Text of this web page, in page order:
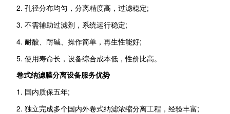
2. 孔径分布均匀，分离精度高，过滤稳定;
3. 不需辅助过滤剂，系统运行稳定;
4. 耐酸、耐碱、操作简单，再生性能好;
5. 使用寿命长，设备综合成本低，性价比高。
卷式纳滤膜分离设备服务优势
1. 国内质保五年;
2. 独立完成多个国内外卷式纳滤浓缩分离工程，经验丰富;